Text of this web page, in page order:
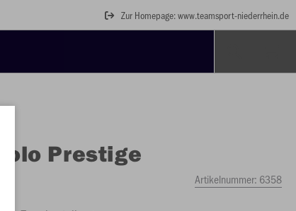
Zur Homepage: www.teamsport-niederrhein.de
Polo Prestige
Artikelnummer: 6358